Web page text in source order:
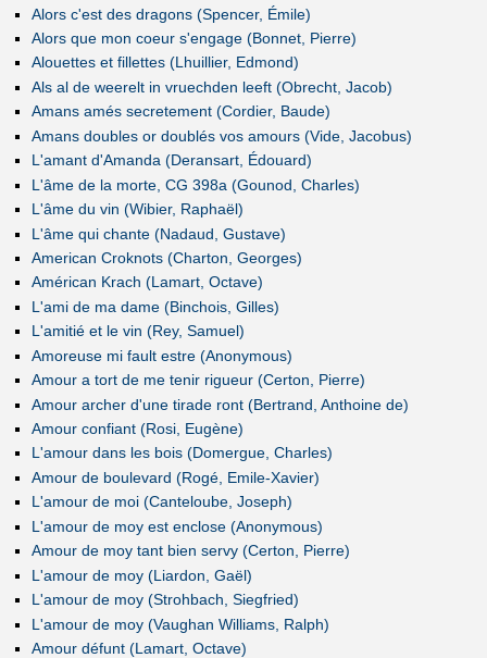
Alors c'est des dragons (Spencer, Émile)
Alors que mon coeur s'engage (Bonnet, Pierre)
Alouettes et fillettes (Lhuillier, Edmond)
Als al de weerelt in vruechden leeft (Obrecht, Jacob)
Amans amés secretement (Cordier, Baude)
Amans doubles or doublés vos amours (Vide, Jacobus)
L'amant d'Amanda (Deransart, Édouard)
L'âme de la morte, CG 398a (Gounod, Charles)
L'âme du vin (Wibier, Raphaël)
L'âme qui chante (Nadaud, Gustave)
American Croknots (Charton, Georges)
Américan Krach (Lamart, Octave)
L'ami de ma dame (Binchois, Gilles)
L'amitié et le vin (Rey, Samuel)
Amoreuse mi fault estre (Anonymous)
Amour a tort de me tenir rigueur (Certon, Pierre)
Amour archer d'une tirade ront (Bertrand, Anthoine de)
Amour confiant (Rosi, Eugène)
L'amour dans les bois (Domergue, Charles)
Amour de boulevard (Rogé, Emile-Xavier)
L'amour de moi (Canteloube, Joseph)
L'amour de moy est enclose (Anonymous)
Amour de moy tant bien servy (Certon, Pierre)
L'amour de moy (Liardon, Gaël)
L'amour de moy (Strohbach, Siegfried)
L'amour de moy (Vaughan Williams, Ralph)
Amour défunt (Lamart, Octave)